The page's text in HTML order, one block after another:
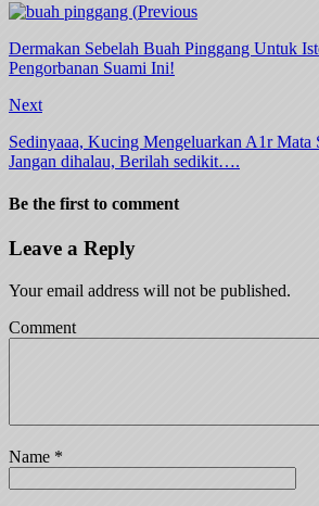
Previous
Dermakan Sebelah Buah Pinggang Untuk
Pengorbanan Suami Ini!
Next
Sedinyaaa, Kucing Mengeluarkan A1r Mata
Jangan dihalau, Berilah sedikit….
Be the first to comment
Leave a Reply
Your email address will not be published.
Comment
Name *